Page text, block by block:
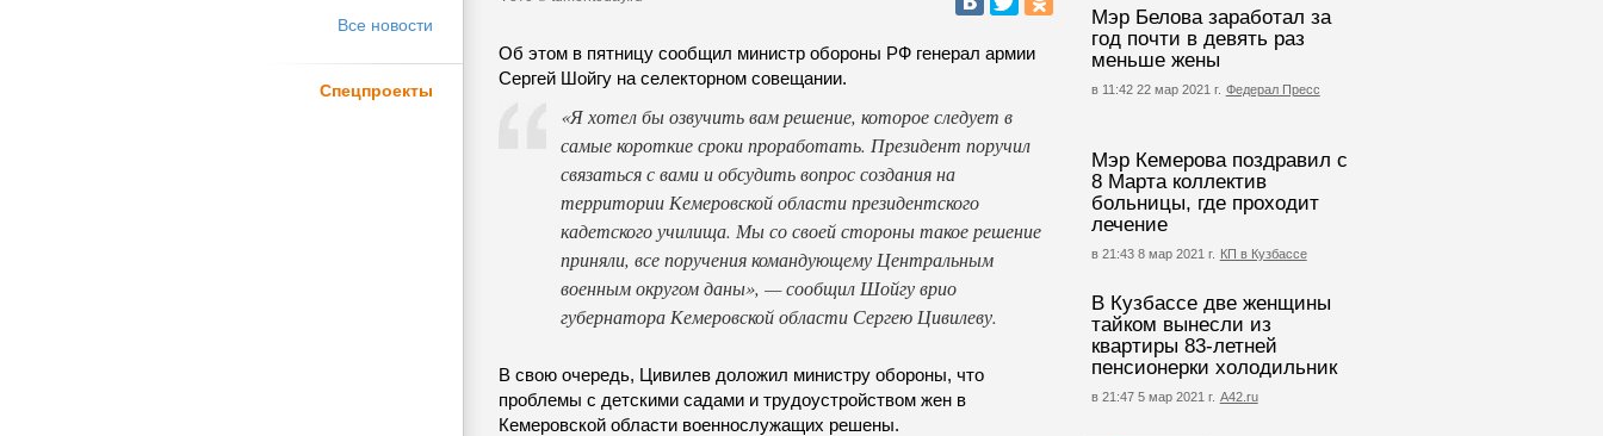
Все новости
Спецпроекты
Мэр Белова заработал за
год почти в девять раз
меньше жены
в 11:42 22 мар 2021 г. Федерал Пресс
Мэр Кемерова поздравил с
8 Марта коллектив
больницы, где проходит
лечение
в 21:43 8 мар 2021 г. КП в Кузбассе
В Кузбассе две женщины
тайком вынесли из
квартиры 83-летней
пенсионерки холодильник
в 21:47 5 мар 2021 г. А42.ru
Об этом в пятницу сообщил министр обороны РФ генерал армии
Сергей Шойгу на селекторном совещании.
«Я хотел бы озвучить вам решение, которое следует в
самые короткие сроки проработать. Президент поручил
связаться с вами и обсудить вопрос создания на
территории Кемеровской области президентского
кадетского училища. Мы со своей стороны такое решение
приняли, все поручения командующему Центральным
военным округом даны», — сообщил Шойгу врио
губернатора Кемеровской области Сергею Цивилеву.
В свою очередь, Цивилев доложил министру обороны, что
проблемы с детскими садами и трудоустройством жен в
Кемеровской области военнослужащих решены.